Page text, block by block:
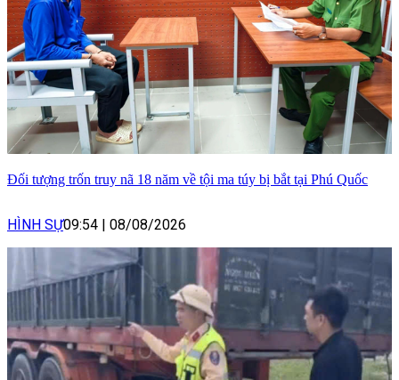
Đối tượng trốn truy nã 18 năm về tội ma túy bị bắt tại Phú Quốc
HÌNH SỰ09:54 08/08/2026